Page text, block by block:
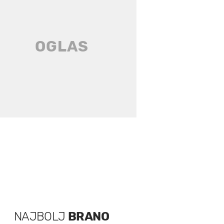
NAJBOLJ BRANO